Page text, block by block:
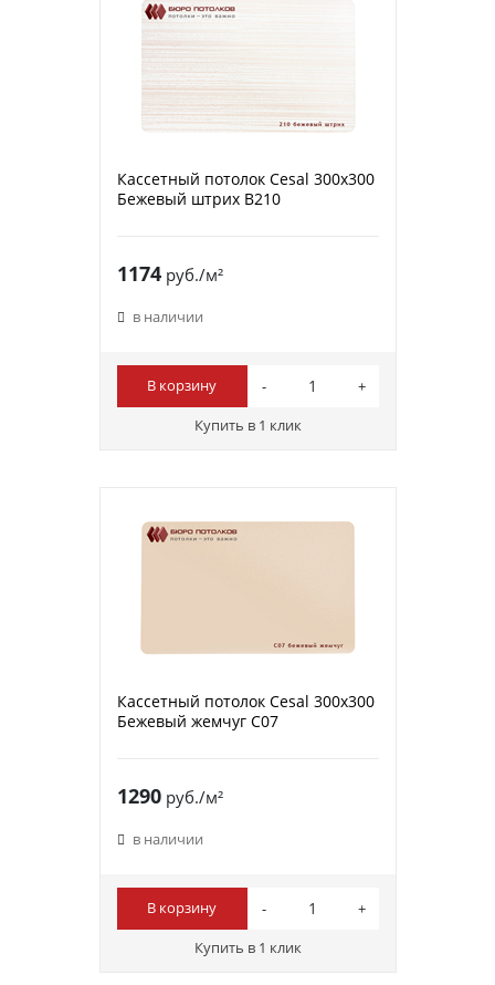
Кассетный потолок Cesal 300х300
Бежевый штрих В210
1174руб./м²
в наличии
В корзину
Купить в 1 клик
Кассетный потолок Cesal 300х300
Бежевый жемчуг С07
1290руб./м²
в наличии
В корзину
Купить в 1 клик